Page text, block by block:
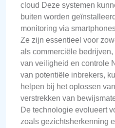
cloud Deze systemen
buiten worden
monitoring via
Ze zijn essentieel voor
als commerciële
van veiligheid en controle
van potentiële inbrekers,
helpen bij het oplossen
verstrekken van
De technologie evolueert
zoals gezichtsherkenning